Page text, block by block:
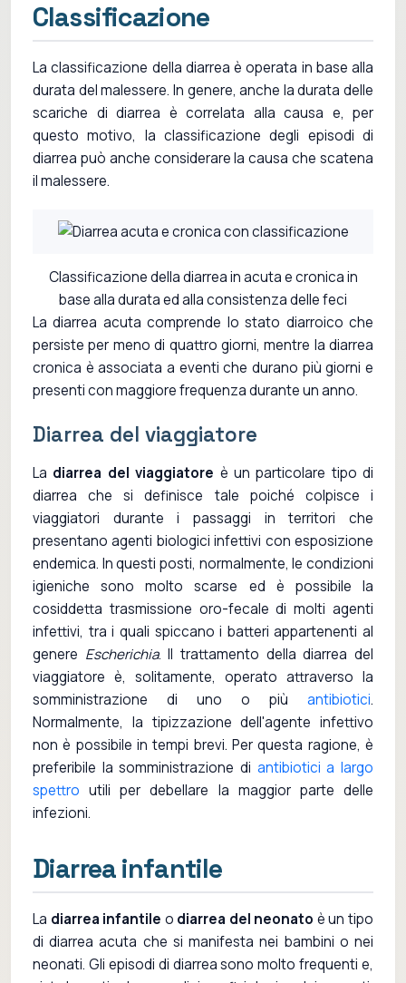
Classificazione
La classificazione della diarrea è operata in base alla
durata del malessere. In genere, anche la durata delle
scariche di diarrea è correlata alla causa e, per
questo motivo, la classificazione degli episodi di
diarrea può anche considerare la causa che scatena
il malessere.
Classificazione della diarrea in acuta e cronica in
base alla durata ed alla consistenza delle feci
La diarrea acuta comprende lo stato diarroico che
persiste per meno di quattro giorni, mentre la diarrea
cronica è associata a eventi che durano più giorni e
presenti con maggiore frequenza durante un anno.
Diarrea del viaggiatore
La diarrea del viaggiatore è un particolare tipo di
diarrea che si definisce tale poiché colpisce i
viaggiatori durante i passaggi in territori che
presentano agenti biologici infettivi con esposizione
endemica. In questi posti, normalmente, le condizioni
igieniche sono molto scarse ed è possibile la
cosiddetta trasmissione oro-fecale di molti agenti
infettivi, tra i quali spiccano i batteri appartenenti al
genere Escherichia. Il trattamento della diarrea del
viaggiatore è, solitamente, operato attraverso la
somministrazione di uno o più antibiotici.
Normalmente, la tipizzazione dell'agente infettivo
non è possibile in tempi brevi. Per questa ragione, è
preferibile la somministrazione di antibiotici a largo
spettro utili per debellare la maggior parte delle
infezioni.
Diarrea infantile
La diarrea infantile o diarrea del neonato è un tipo
di diarrea acuta che si manifesta nei bambini o nei
neonati. Gli episodi di diarrea sono molto frequenti e,